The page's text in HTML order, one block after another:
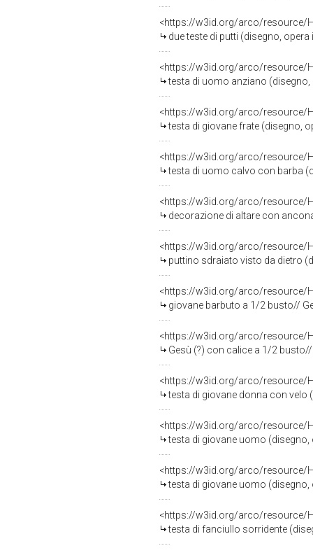
<https://w3id.org/arco/resource/
due teste di putti (disegno,
<https://w3id.org/arco/resource/
testa di uomo anziano (disegno,
<https://w3id.org/arco/resource/
testa di giovane frate (disegno,
<https://w3id.org/arco/resource/
testa di uomo calvo con barba
<https://w3id.org/arco/resource/
decorazione di altare con
<https://w3id.org/arco/resource/
puttino sdraiato visto da dietro
<https://w3id.org/arco/resource/
giovane barbuto a 1/2 busto//
<https://w3id.org/arco/resource/
Gesù (?) con calice a 1/2 busto//
<https://w3id.org/arco/resource/
testa di giovane donna con velo
<https://w3id.org/arco/resource/
testa di giovane uomo (disegno,
<https://w3id.org/arco/resource/
testa di giovane uomo (disegno,
<https://w3id.org/arco/resource/
testa di fanciullo sorridente